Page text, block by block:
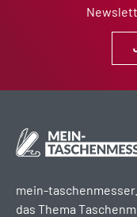
mein-
das Thema